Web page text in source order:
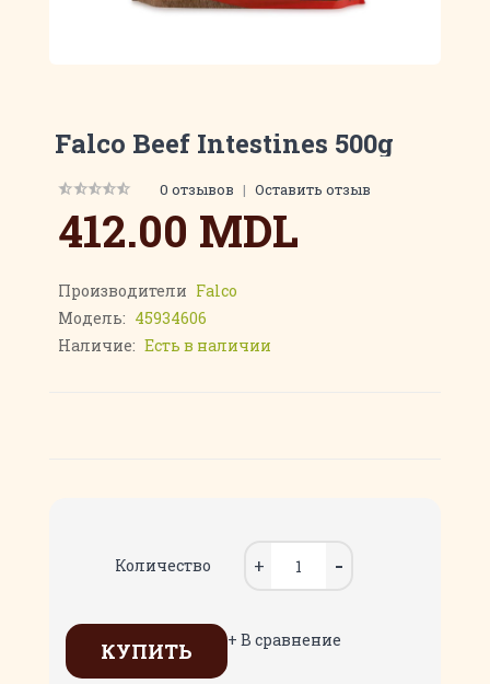
Falco Beef Intestines 500g
0 отзывов | Оставить отзыв
412.00 MDL
Производители Falco
Модель: 45934606
Наличие: Есть в наличии
Количество
КУПИТЬ + В сравнение